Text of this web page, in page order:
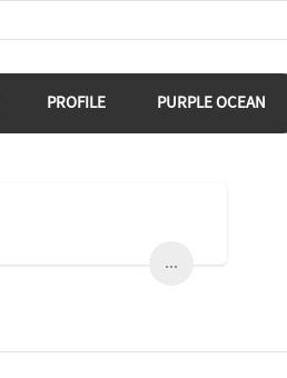
PROFILE PURPLE OCEAN
...